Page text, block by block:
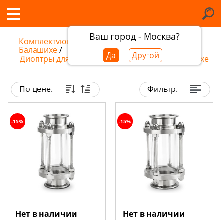
Ваш город - Москва?
Да Другой
Комплектующие самогонных аппаратов в
Балашихе/
Диоптры для самогонных аппаратов в Балашихе
По цене: Фильтр:
Нет в наличии
-15%
Нет в наличии
-15%